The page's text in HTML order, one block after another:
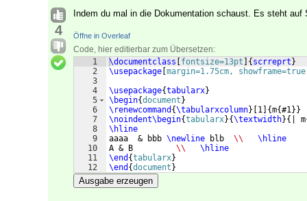
4
Indem du mal in die Dokumentation schaust. Es steht auf
Öffne in Overleaf
Code, hier editierbar zum Übersetzen:
1
2
3
4
5
6
7
8
9
10
11
12
\documentclass fontsize=13pt { scrreprt }
\usepackage margin=1.75cm, showframe=true
\usepackage{tabularx}
\begin{document }
\renewcommand {\tabularxcolumn} 1 {m{#1}}
\noindent\begin{tabularx}{\textwidth}{ | m
\hline
aaaa  & bbb \newline blb \\
\hline
A & B \\
\hline
\end {tabularx}
\end {document }
Ausgabe erzeugen